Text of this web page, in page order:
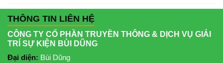
THÔNG TIN LIÊN HỆ
CÔNG TY CỔ PHẦN TRUYỀN THÔNG & DỊCH VỤ GIẢI
TRÍ SỰ KIỆN BÙI DŨNG
Đại diện: Bùi Dũng